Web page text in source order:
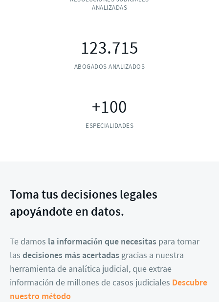
ANALIZADAS
123.715
ABOGADOS ANALIZADOS
+100
ESPECIALIDADES
Toma tus decisiones legales
apoyándote en datos.
Te damos la información que necesitas para tomar
las decisiones más acertadas gracias a nuestra
herramienta de analítica judicial, que extrae
información de millones de casos judiciales Descubre
nuestro método